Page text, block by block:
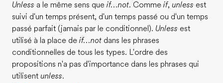
Bureaux
Trouver un bureau
A propos de nous
Qui sommes-nous ?
Unless a le même sens que if...not. Comme if, unless est
suivi d'un temps présent, d'un temps passé ou d'un temps
passé parfait (jamais par le conditionnel). Unless est
utilisé à la place de if...not dans les phrases
conditionnelles de tous les types. L'ordre des
propositions n'a pas d'importance dans les phrases qui
utilisent unless.